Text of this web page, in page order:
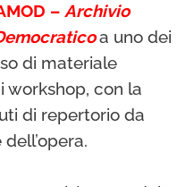
– Archivio
a uno dei
di materiale
workshop, con la
di repertorio da